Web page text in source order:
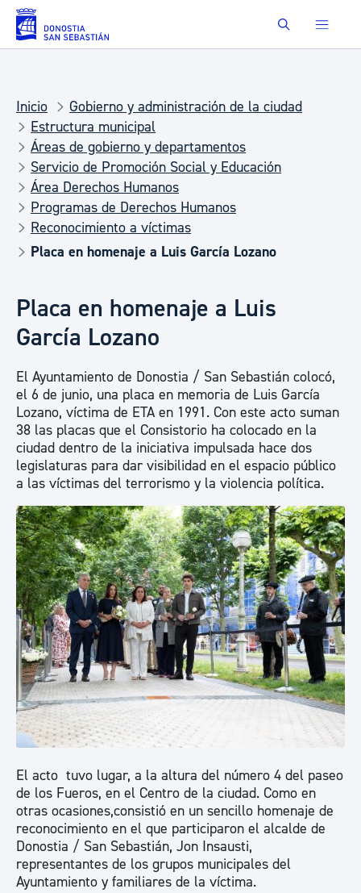
Saltar al contenido principal Buscar
Inicio
Gobierno y administración de la ciudad
Estructura municipal
Áreas de gobierno y departamentos
Servicio de Promoción Social y Educación
Área Derechos Humanos
Programas de Derechos Humanos
Reconocimiento a víctimas
Placa en homenaje a Luis García Lozano
Placa en homenaje a Luis
García Lozano
El Ayuntamiento de Donostia / San Sebastián colocó,
el 6 de junio, una placa en memoria de Luis García
Lozano, víctima de ETA en 1991. Con este acto suman
38 las placas que el Consistorio ha colocado en la
ciudad dentro de la iniciativa impulsada hace dos
legislaturas para dar visibilidad en el espacio público
a las víctimas del terrorismo y la violencia política.
El acto tuvo lugar, a la altura del número 4 del paseo
de los Fueros, en el Centro de la ciudad. Como en
otras ocasiones,consistió en un sencillo homenaje de
reconocimiento en el que participaron el alcalde de
Donostia / San Sebastián, Jon Insausti,
representantes de los grupos municipales del
Ayuntamiento y familiares de la víctima.